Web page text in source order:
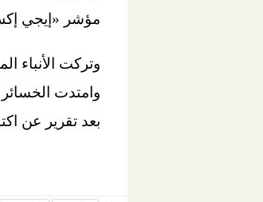
مؤشر «إيجي إكس 30 للعائد الكلي» بنسبة 2.3% ليصل إلى
وتركت الأنباء
وامتدت
بعد تقرير عن